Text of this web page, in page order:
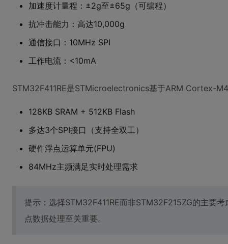
加速度计量程：±2g至±65g（可编程）
抗冲击能力：高达10,000g
通信接口：10MHz SPI
工作电流：<10mA
STM32F411RE是STMicroelectronics基于ARM Cortex-
128KB SRAM + 512KB Flash
多达3个SPI接口（支持全双工）
硬件浮点运算单元(FPU)
84MHz主频满足实时处理需求
提示：选择STM32F411RE而非STM32F215ZG的主要
点数据处理至关重要。